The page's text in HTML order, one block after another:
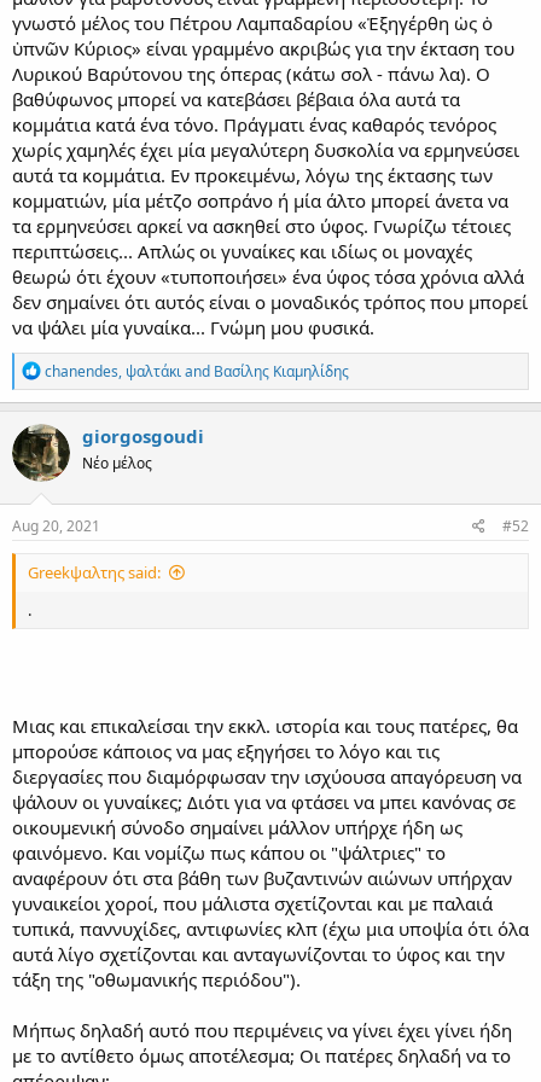
Μια ταπεινή δούλη Του Θεού που ασκεί και την τέχνη της
ψαλτικήςΕΛΕΥΘΕΡΑ!
γνωστό μέλος του Πέτρου Λαμπαδαρίου «Ἐξηγέρθη ὡς ὁ
ὑπνῶν Κύριος» είναι γραμμένο ακριβώς για την έκταση του
Λυρικού Βαρύτονου της όπερας (κάτω σολ - πάνω λα). Ο
βαθύφωνος μπορεί να κατεβάσει βέβαια όλα αυτά τα
κομμάτια κατά ένα τόνο. Πράγματι ένας καθαρός τενόρος
χωρίς χαμηλές έχει μία μεγαλύτερη δυσκολία να ερμηνεύσει
αυτά τα κομμάτια. Εν προκειμένω, λόγω της έκτασης των
κομματιών, μία μέτζο σοπράνο ή μία άλτο μπορεί άνετα να
τα ερμηνεύσει αρκεί να ασκηθεί στο ύφος. Γνωρίζω τέτοιες
περιπτώσεις... Απλώς οι γυναίκες και ιδίως οι μοναχές
θεωρώ ότι έχουν «τυποποιήσει» ένα ύφος τόσα χρόνια αλλά
δεν σημαίνει ότι αυτός είναι ο μοναδικός τρόπος που μπορεί
να ψάλει μία γυναίκα... Γνώμη μου φυσικά.
R
e
a
c
t
i
o
n
s
chanendes, ψαλτάκιand Βασίλης Κιαμηλίδης
giorgosgoudi
Νέο μέλος
Aug 20, 2021 #52
Greekψαλτης said:
.
Μιας και επικαλείσαι την εκκλ. ιστορία και τους πατέρες, θα
μπορούσε κάποιος να μας εξηγήσει το λόγο και τις
διεργασίες που διαμόρφωσαν την ισχύουσα απαγόρευση να
ψάλουν οι γυναίκες; Διότι για να φτάσει να μπει κανόνας σε
οικουμενική σύνοδο σημαίνει μάλλον υπήρχε ήδη ως
φαινόμενο. Και νομίζω πως κάπου οι "ψάλτριες" το
αναφέρουν ότι στα βάθη των βυζαντινών αιώνων υπήρχαν
γυναικείοι χοροί, που μάλιστα σχετίζονται και με παλαιά
τυπικά, παννυχίδες, αντιφωνίες κλπ (έχω μια υποψία ότι όλα
αυτά λίγο σχετίζονται και ανταγωνίζονται το ύφος και την
τάξη της "οθωμανικής περιόδου").
Μήπως δηλαδή αυτό που περιμένεις να γίνει έχει γίνει ήδη
με το αντίθετο όμως αποτέλεσμα; Οι πατέρες δηλαδή να το